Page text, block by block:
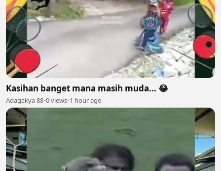
Kasihan banget mana masih muda... 😂
Adagakya 88•0 views•1 hour ago